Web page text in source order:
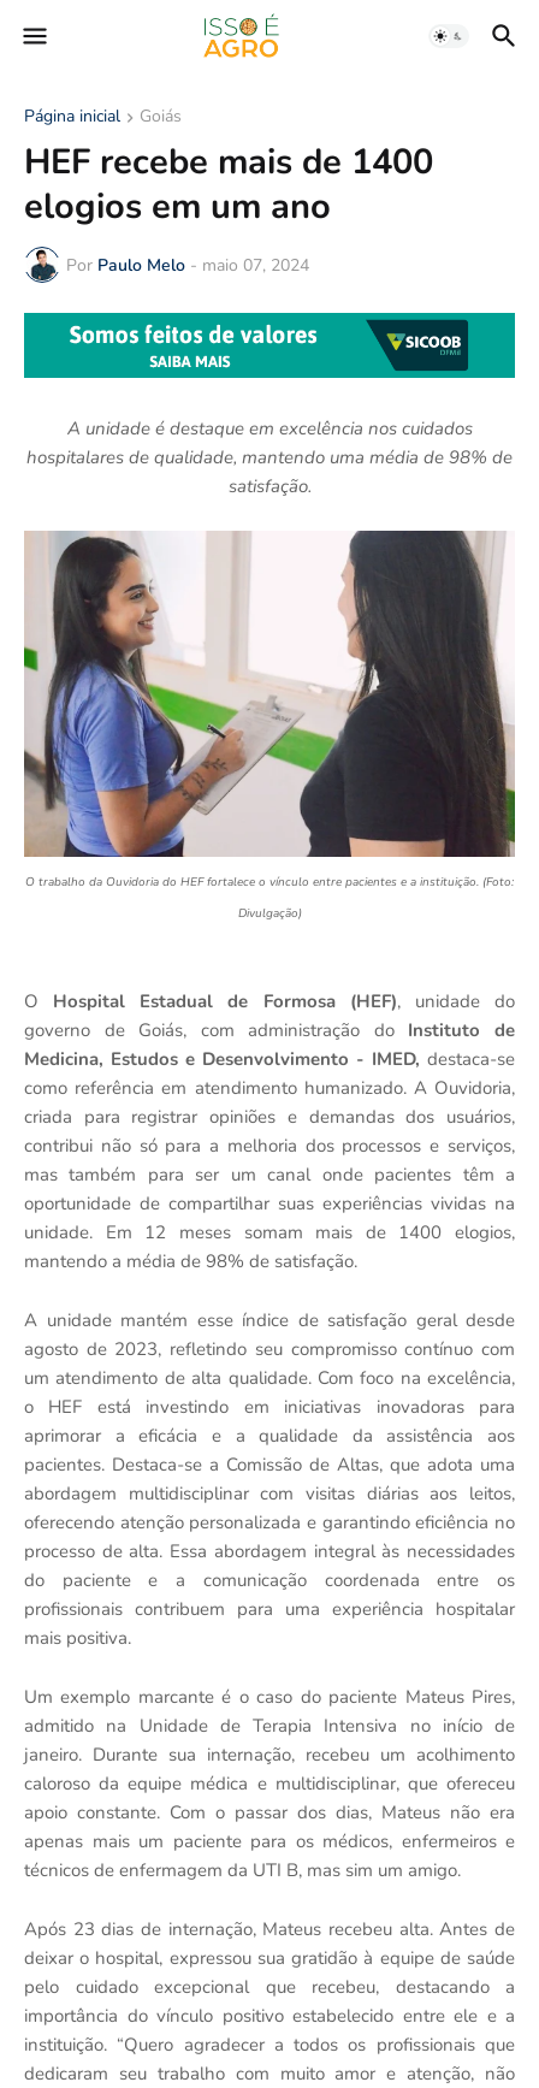
Página inicial Goiás
HEF recebe mais de 1400
elogios em um ano
Por Paulo Melo - maio 07, 2024
A unidade é destaque em excelência nos cuidados
hospitalares de qualidade, mantendo uma média de 98% de
satisfação.
O trabalho da Ouvidoria do HEF fortalece o vínculo entre pacientes e a instituição. (Foto:
Divulgação)
O Hospital Estadual de Formosa (HEF), unidade do
governo de Goiás, com administração do Instituto de
Medicina, Estudos e Desenvolvimento - IMED, destaca-se
como referência em atendimento humanizado. A Ouvidoria,
criada para registrar opiniões e demandas dos usuários,
contribui não só para a melhoria dos processos e serviços,
mas também para ser um canal onde pacientes têm a
oportunidade de compartilhar suas experiências vividas na
unidade. Em 12 meses somam mais de 1400 elogios,
mantendo a média de 98% de satisfação.
A unidade mantém esse índice de satisfação geral desde
agosto de 2023, refletindo seu compromisso contínuo com
um atendimento de alta qualidade. Com foco na excelência,
o HEF está investindo em iniciativas inovadoras para
aprimorar a eficácia e a qualidade da assistência aos
pacientes. Destaca-se a Comissão de Altas, que adota uma
abordagem multidisciplinar com visitas diárias aos leitos,
oferecendo atenção personalizada e garantindo eficiência no
processo de alta. Essa abordagem integral às necessidades
do paciente e a comunicação coordenada entre os
profissionais contribuem para uma experiência hospitalar
mais positiva.
Um exemplo marcante é o caso do paciente Mateus Pires,
admitido na Unidade de Terapia Intensiva no início de
janeiro. Durante sua internação, recebeu um acolhimento
caloroso da equipe médica e multidisciplinar, que ofereceu
apoio constante. Com o passar dos dias, Mateus não era
apenas mais um paciente para os médicos, enfermeiros e
técnicos de enfermagem da UTI B, mas sim um amigo.
Após 23 dias de internação, Mateus recebeu alta. Antes de
deixar o hospital, expressou sua gratidão à equipe de saúde
pelo cuidado excepcional que recebeu, destacando a
importância do vínculo positivo estabelecido entre ele e a
instituição. “Quero agradecer a todos os profissionais que
dedicaram seu trabalho com muito amor e atenção, não